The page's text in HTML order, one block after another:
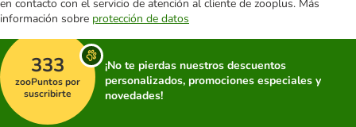
en contacto con el servicio de atención al cliente de zooplus. Más
información sobre protección de datos
333
zooPuntos por
suscribirte
¡No te pierdas nuestros descuentos
personalizados, promociones especiales y
novedades!